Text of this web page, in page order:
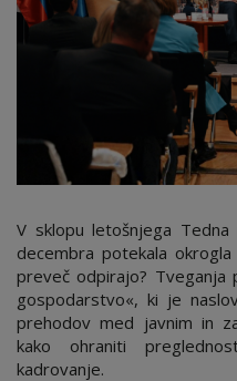
V sklopu letošnjega
decembra potekala
preveč odpirajo?
gospodarstvo«, ki je
prehodov med javnim in
kako ohraniti
kadrovanje.